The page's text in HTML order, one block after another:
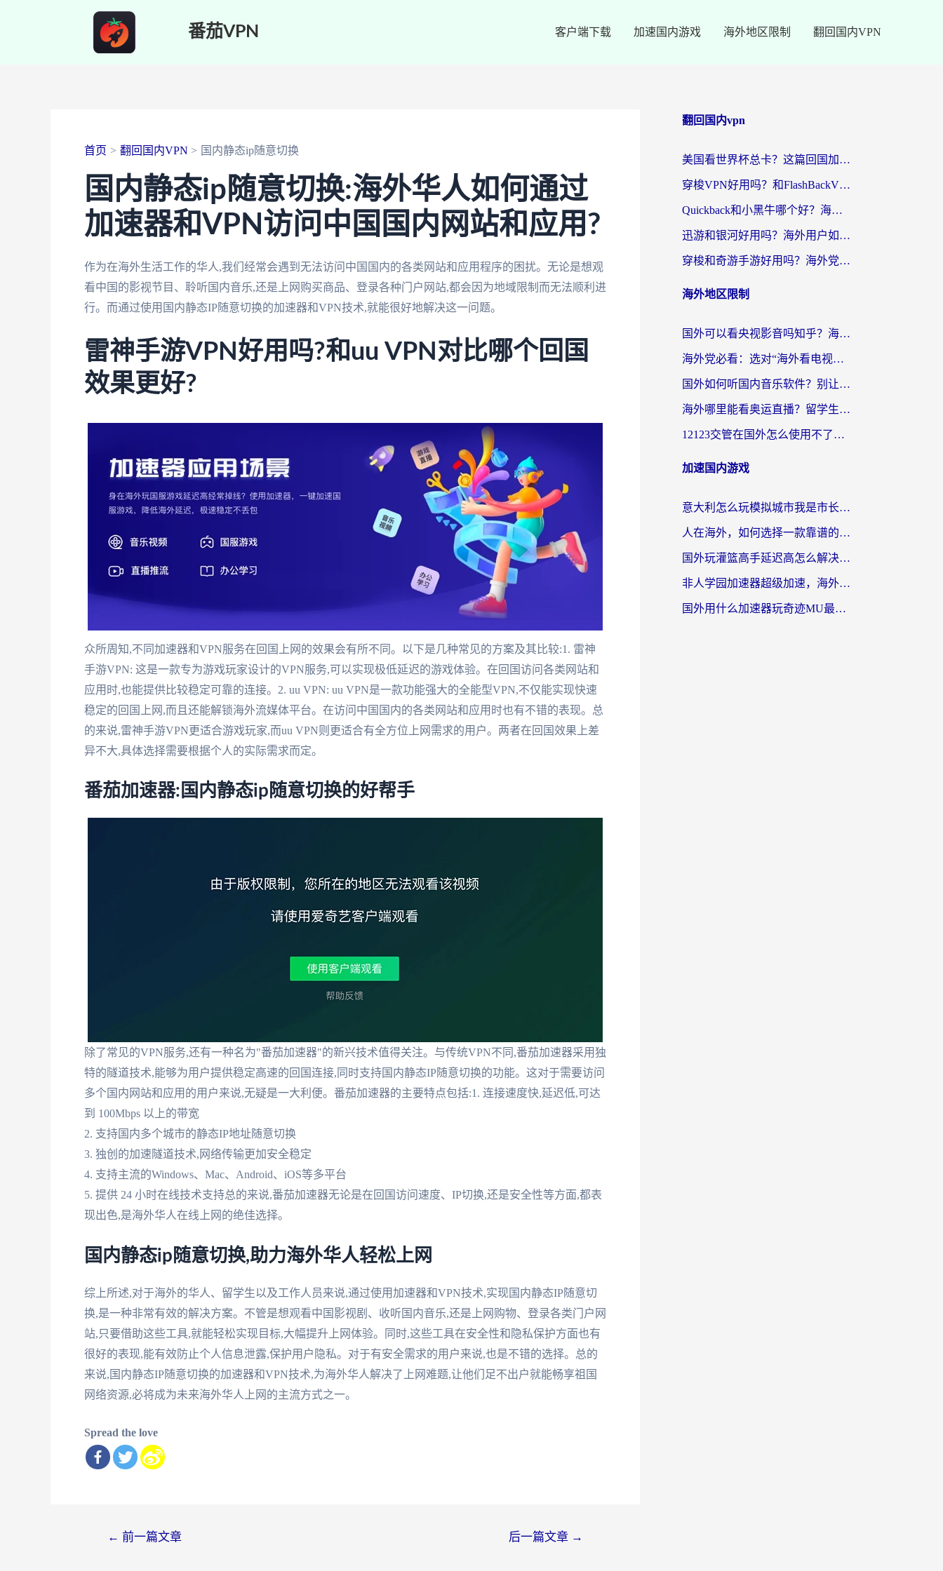
番茄VPN 客户端下载 加速国内游戏 海外地区限制 翻回国内VPN
首页 翻回国内VPN 国内静态ip随意切换
国内静态ip随意切换:海外华人如何通过
加速器和VPN访问中国国内网站和应用?
作为在海外生活工作的华人,我们经常会遇到无法访问中国国内的各类网站和应用程序的困扰。无论是想观
看中国的影视节目、聆听国内音乐,还是上网购买商品、登录各种门户网站,都会因为地域限制而无法顺利进
行。而通过使用国内静态IP随意切换的加速器和VPN技术,就能很好地解决这一问题。
雷神手游VPN好用吗?和uu VPN对比哪个回国
效果更好?
众所周知,不同加速器和VPN服务在回国上网的效果会有所不同。以下是几种常见的方案及其比较:1. 雷神
手游VPN: 这是一款专为游戏玩家设计的VPN服务,可以实现极低延迟的游戏体验。在回国访问各类网站和
应用时,也能提供比较稳定可靠的连接。2. uu VPN: uu VPN是一款功能强大的全能型VPN,不仅能实现快速
稳定的回国上网,而且还能解锁海外流媒体平台。在访问中国国内的各类网站和应用时也有不错的表现。总
的来说,雷神手游VPN更适合游戏玩家,而uu VPN则更适合有全方位上网需求的用户。两者在回国效果上差
异不大,具体选择需要根据个人的实际需求而定。
番茄加速器:国内静态ip随意切换的好帮手
除了常见的VPN服务,还有一种名为"番茄加速器"的新兴技术值得关注。与传统VPN不同,番茄加速器采用独
特的隧道技术,能够为用户提供稳定高速的回国连接,同时支持国内静态IP随意切换的功能。这对于需要访问
多个国内网站和应用的用户来说,无疑是一大利便。番茄加速器的主要特点包括:1. 连接速度快,延迟低,可达
到 100Mbps 以上的带宽
2. 支持国内多个城市的静态IP地址随意切换
3. 独创的加速隧道技术,网络传输更加安全稳定
4. 支持主流的Windows、Mac、Android、iOS等多平台
5. 提供 24 小时在线技术支持总的来说,番茄加速器无论是在回国访问速度、IP切换,还是安全性等方面,都表
现出色,是海外华人在线上网的绝佳选择。
国内静态ip随意切换,助力海外华人轻松上网
综上所述,对于海外的华人、留学生以及工作人员来说,通过使用加速器和VPN技术,实现国内静态IP随意切
换,是一种非常有效的解决方案。不管是想观看中国影视剧、收听国内音乐,还是上网购物、登录各类门户网
站,只要借助这些工具,就能轻松实现目标,大幅提升上网体验。同时,这些工具在安全性和隐私保护方面也有
很好的表现,能有效防止个人信息泄露,保护用户隐私。对于有安全需求的用户来说,也是不错的选择。总的
来说,国内静态IP随意切换的加速器和VPN技术,为海外华人解决了上网难题,让他们足不出户就能畅享祖国
网络资源,必将成为未来海外华人上网的主流方式之一。
Spread the love
← 前一篇文章 后一篇文章 →
翻回国内vpn
美国看世界杯总卡？这篇回国加速器指南帮你无缝刷国内资源（附苹果手机VPN设置步骤）
穿梭VPN好用吗？和FlashBackVPN对比哪个回国效果更好？
Quickback和小黑牛哪个好？海外党亲测指南，选对回国加速器秒回国内
迅游和银河好用吗？海外用户如何选择回国加速器实现无缝访问国内资源
穿梭和奇游手游好用吗？海外党亲测3款回国加速器，附蜜蜂加速器七天试用攻略
海外地区限制
国外可以看央视影音吗知乎？海外党亲测有效的回国加速方案
海外党必看：选对“海外看电视剧软件”，再也不用愁国内剧刷不了
国外如何听国内音乐软件？别让地域限制，断了你的中文歌单
海外哪里能看奥运直播？留学生&海外华人必看的体育赛事观赛终极指南
12123交管在国外怎么使用不了？海外华人必看的无缝访问国内资源指南
加速国内游戏
意大利怎么玩模拟城市我是市长？海外党国服游戏加速终极攻略（附三国3量子特攻解决办法）
人在海外，如何选择一款靠谱的玩剑灵2加速器？
国外玩灌篮高手延迟高怎么解决？海外玩家国服游戏加速终极指南
非人学园加速器超级加速，海外玩家重返国服的通行证
国外用什么加速器玩奇迹MU最好？2026海外玩家国服游戏加速全攻略